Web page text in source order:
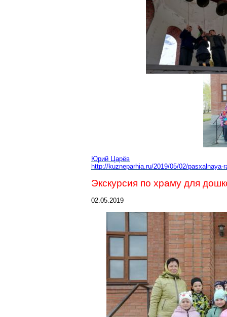
Юрий Царёв
http://kuzneparhia.ru/2019/05/02/pasxalnaya-
Экскурсия по храму для
02.05.2019